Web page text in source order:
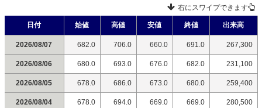
右にスワイプできます
日付 始値 高値 安値 終値 出来高
2026/08/07 682.0 706.0 660.0 691.0 267,300
2026/08/06 680.0 693.0 676.0 682.0 231,100
2026/08/05 678.0 686.0 673.0 680.0 259,400
2026/08/04 678.0 694.0 669.0 669.0 280,500